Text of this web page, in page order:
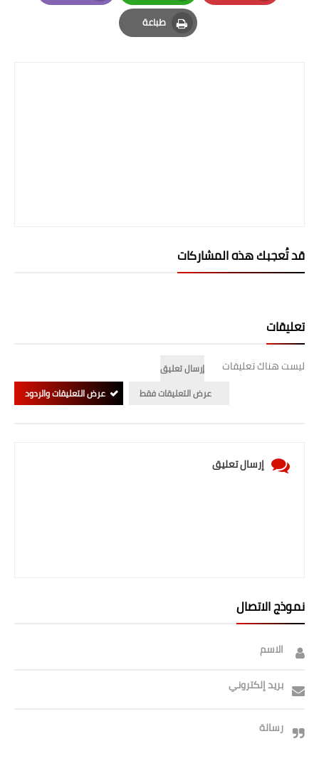
Pinterest
Whatsapp
Email
طباعة
Print
قد تُعجبك هذه المشاركات
تعليقات
ليست هناك تعليقات
إرسال تعليق
عرض التعليقات فقط
عرض التعليقات والردود
إرسال تعليق
نموذج الاتصال
الاسم
بريد إلكتروني
رسالة